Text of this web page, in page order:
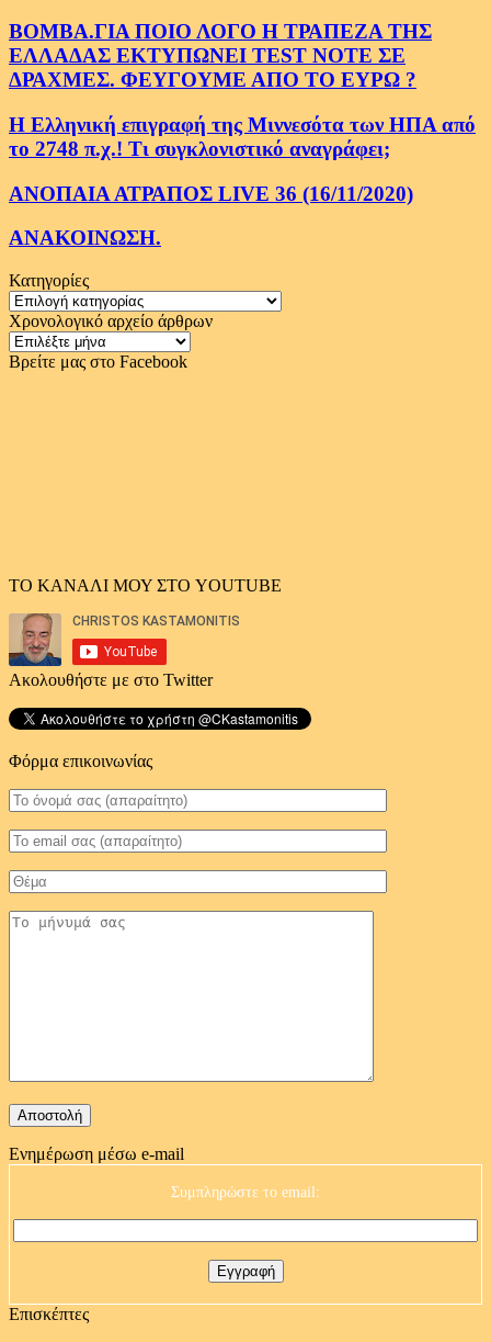
ΒΟΜΒΑ.ΓΙΑ ΠΟΙΟ ΛΟΓΟ Η ΤΡΑΠΕΖΑ ΤΗΣ
ΕΛΛΑΔΑΣ ΕΚΤΥΠΩΝΕΙ TEST NOTE ΣΕ
ΔΡΑΧΜΕΣ. ΦΕΥΓΟΥΜΕ ΑΠΟ ΤΟ ΕΥΡΩ ?
Η Ελληνική επιγραφή της Μιννεσότα των ΗΠΑ από
το 2748 π.χ.! Τι συγκλονιστικό αναγράφει;
ΑΝΟΠΑΙΑ ΑΤΡΑΠΟΣ LIVE 36 (16/11/2020)
ΑΝΑΚΟΙΝΩΣΗ.
Κατηγορίες
Κατηγορίες
Χρονολογικό αρχείο άρθρων
Χρονολογικό
αρχείο
Βρείτε μας στο Facebook
ΤΟ ΚΑΝΑΛΙ ΜΟΥ ΣΤΟ YOUTUBE
Ακολουθήστε με στο Twitter
Φόρμα επικοινωνίας
Ενημέρωση μέσω e-mail
Συμπληρώστε το email:
Επισκέπτες